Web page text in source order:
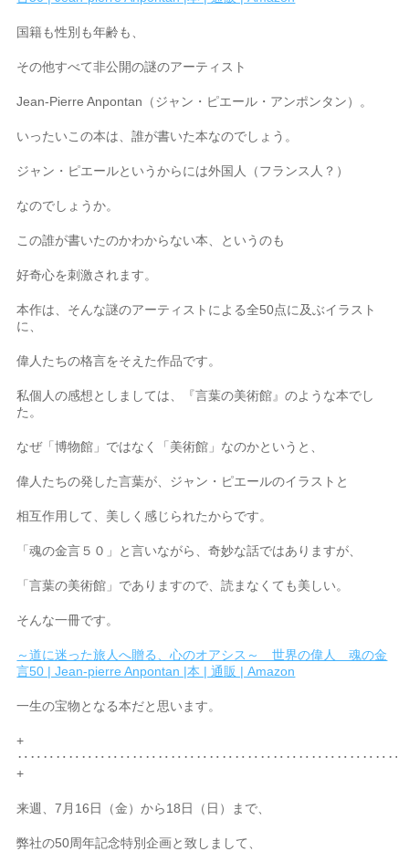
国籍も性別も年齢も、
その他すべて非公開の謎のアーティスト
Jean-Pierre Anpontan（ジャン・ピエール・アンポンタン）。
いったいこの本は、誰が書いた本なのでしょう。
ジャン・ピエールというからには外国人（フランス人？）
なのでしょうか。
この誰が書いたのかわからない本、というのも
好奇心を刺激されます。
本作は、そんな謎のアーティストによる全50点に及ぶイラスト
に、
偉人たちの格言をそえた作品です。
私個人の感想としましては、『言葉の美術館』のような本でし
た。
なぜ「博物館」ではなく「美術館」なのかというと、
偉人たちの発した言葉が、ジャン・ピエールのイラストと
相互作用して、美しく感じられたからです。
「魂の金言５０」と言いながら、奇妙な話ではありますが、
「言葉の美術館」でありますので、読まなくても美しい。
そんな一冊です。
～道に迷った旅人へ贈る、心のオアシス～ 世界の偉人 魂の金
言50 | Jean-pierre Anpontan |本 | 通販 | Amazon
一生の宝物となる本だと思います。
+
+
来週、7月16日（金）から18日（日）まで、
弊社の50周年記念特別企画と致しまして、